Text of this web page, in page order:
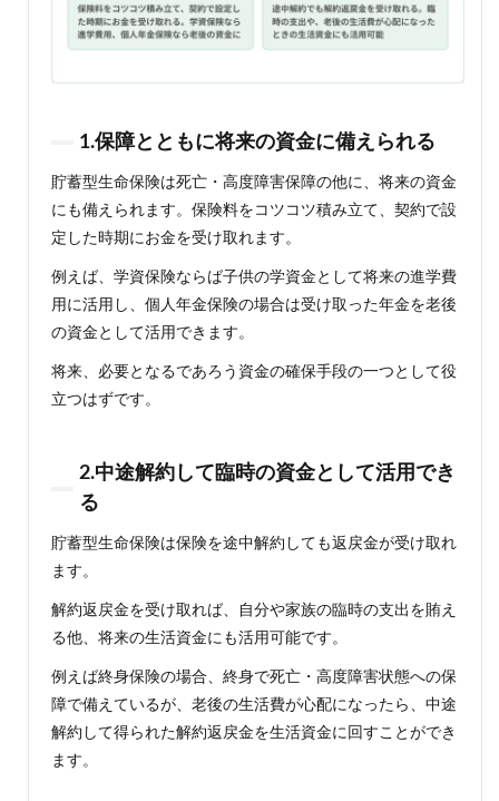
入す
べき
か？
5.1
保
険・
保険
はな
るべ
く加
た方
が良
学資
の就
に契
る必
個人
年金
保険
は中
高年
1.保障とともに将来の資金に備えられる
貯蓄型生命保険は死亡・高度障害保障の他に、将来の資金
にも備えられます。保険料をコツコツ積み立て、契約で設
定した時期にお金を受け取れます。
例えば、学資保険ならば子供の学資金として将来の進学費
用に活用し、個人年金保険の場合は受け取った年金を老後
の資金として活用できます。
将来、必要となるであろう資金の確保手段の一つとして役
立つはずです。
2.中途解約して臨時の資金として活用でき
る
貯蓄型生命保険は保険を途中解約しても返戻金が受け取れ
ます。
解約返戻金を受け取れば、自分や家族の臨時の支出を賄え
る他、将来の生活資金にも活用可能です。
例えば終身保険の場合、終身で死亡・高度障害状態への保
障で備えているが、老後の生活費が心配になったら、中途
解約して得られた解約返戻金を生活資金に回すことができ
ます。